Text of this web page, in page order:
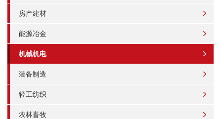
房产建材
能源冶金
机械机电
装备制造
轻工纺织
农林畜牧